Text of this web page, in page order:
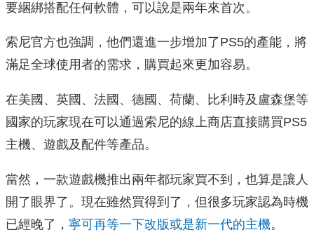
要綑綁搭配任何軟體，可以說是兩年來首次。
索尼官方也強調，他們還進一步增加了PS5的產能，將
滿足全球使用者的需求，購買起來更加容易。
在美國、英國、法國、德國、荷蘭、比利時及盧森堡等
國家的玩家現在可以通過索尼的線上商店直接購買PS5
主機、遊戲及配件等產品。
當然，一款遊戲機推出兩年都玩家買不到，也算是讓人
開了眼界了。現在雖然買得到了，但很多玩家認為時機
已經晚了， 寧可再等一下改版或是新一代的主機。